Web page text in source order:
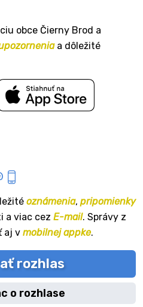
obce Čierny Brod a
a dôležité
oznámenia, pripomienky
a viac cez E-mail. Správy z
aj v mobilnej appke.
rozhlas
o rozhlase